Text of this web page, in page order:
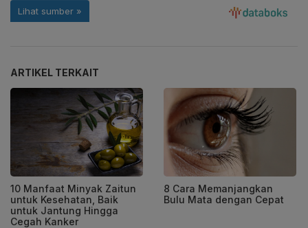
ARTIKEL TERKAIT
10 Manfaat Minyak Zaitun
untuk Kesehatan, Baik
untuk Jantung Hingga
Cegah Kanker
8 Cara Memanjangkan
Bulu Mata dengan Cepat